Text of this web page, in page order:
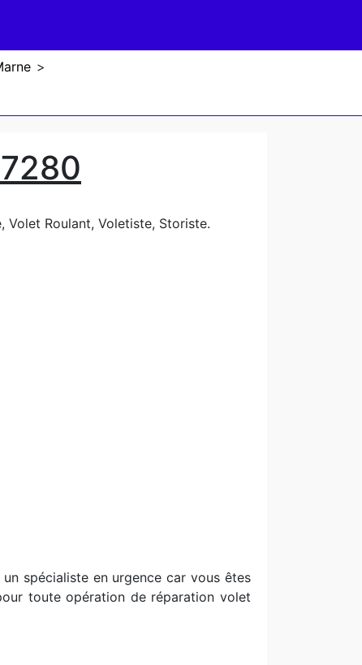
>
Volet Roulant, Voletiste, Storiste.
spécialiste en urgence car vous êtes
toute opération de réparation volet